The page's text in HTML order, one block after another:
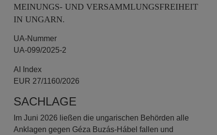
INUNGS- UND VERSAMMLUNGSFREIHEIT IN
UNGARN.
UA-Nummer
UA-099/2025-2
AI Index
EUR 27/1160/2026
SACHLAGE
Im Juni 2026 ließen die ungarischen Behörden alle
Anklagen gegen Géza Buzás-Hábel fallen und